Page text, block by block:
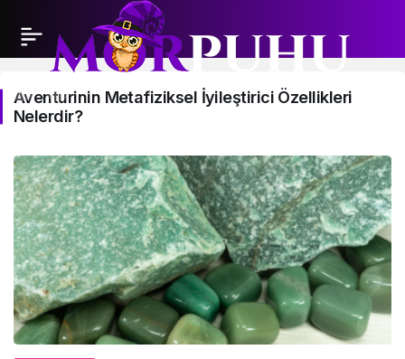
Aventurinin
Metafiziksel
İyileştirici
Özellikleri
Nelerdir?
Haberleri
Aventurinin Metafiziksel İyileştirici Özellikleri
Nelerdir?